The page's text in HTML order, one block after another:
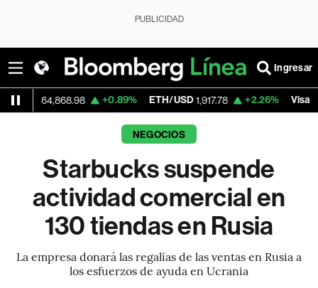
PUBLICIDAD
Ingresar
+0.89% ETH/USD 1,917.78 +2.26% Visa 368.03
NEGOCIOS
Starbucks suspende
actividad comercial en
130 tiendas en Rusia
La empresa donará las regalías de las ventas en Rusia a
los esfuerzos de ayuda en Ucrania